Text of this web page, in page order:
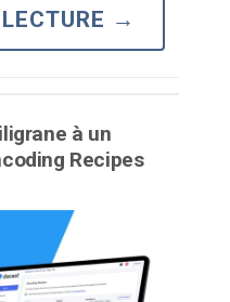
→
à un
Recipes